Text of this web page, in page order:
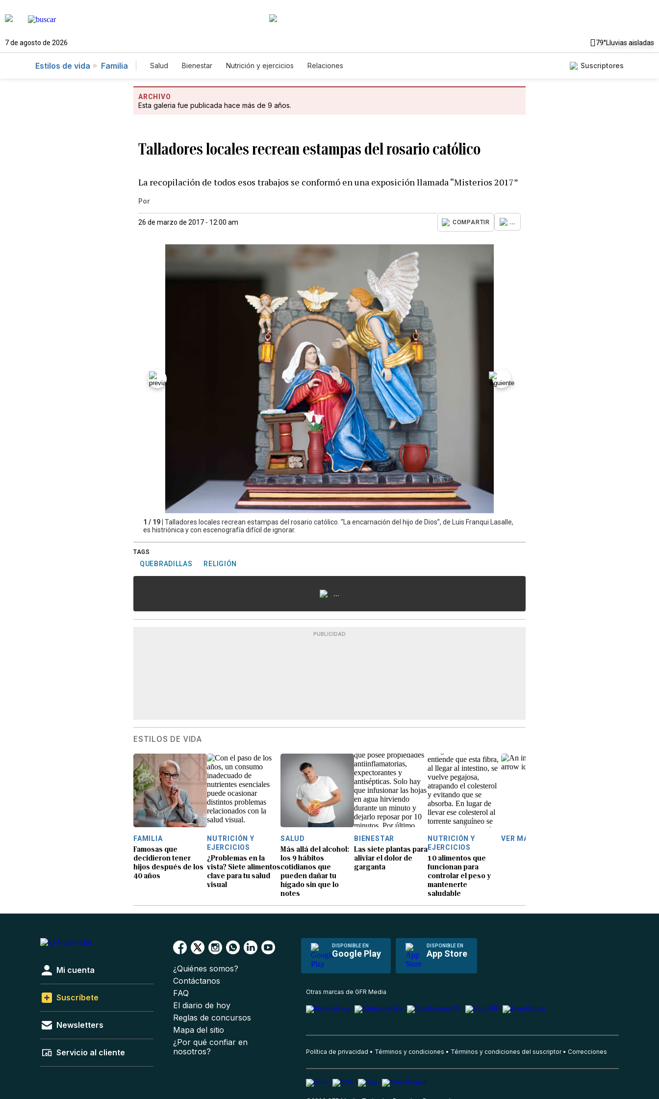
7 de agosto de 2026 79°Lluvias aisladas
Estilos de vida Familia Salud Bienestar Nutrición y ejercicios Relaciones Suscriptores
ARCHIVO
Esta galeria fue publicada hace más de 9 años.
Talladores locales recrean estampas del rosario católico
La recopilación de todos esos trabajos se conformó en una exposición llamada “Misterios 2017”
Por
26 de marzo de 2017 - 12:00 am COMPARTIR ...
1 / 19 | Talladores locales recrean estampas del rosario católico. “La encarnación del hijo de Dios”, de Luis Franqui Lasalle,
es histriónica y con escenografía difícil de ignorar.
TAGS
QUEBRADILLAS RELIGIÓN
...
PUBLICIDAD
ESTILOS DE VIDA
FAMILIA
Famosas que
decidieron tener
hijos después de los
40 años
NUTRICIÓN Y
EJERCICIOS
¿Problemas en la
vista? Siete alimentos
clave para tu salud
visual
SALUD
Más allá del alcohol:
los 9 hábitos
cotidianos que
pueden dañar tu
hígado sin que lo
notes
BIENESTAR
Las siete plantas para
aliviar el dolor de
garganta
NUTRICIÓN Y
EJERCICIOS
10 alimentos que
funcionan para
controlar el peso y
mantenerte
saludable
VER MÁS
DISPONIBLE EN
Google Play
DISPONIBLE EN
App Store
Mi cuenta
Suscríbete
Newsletters
Servicio al cliente
¿Quiénes somos?
Contáctanos
FAQ
El diario de hoy
Reglas de concursos
Mapa del sitio
¿Por qué confiar en
nosotros?
Otras marcas de GFR Media
Política de privacidad Términos y condiciones Términos y condiciones del suscriptor Correcciones